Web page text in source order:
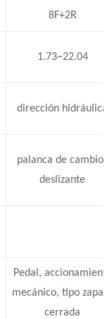
8F+2R
1.73~22.04
dirección hidráulica
palanca de cambios
deslizante
Pedal, accionamiento
mecánico, tipo zapata
cerrada